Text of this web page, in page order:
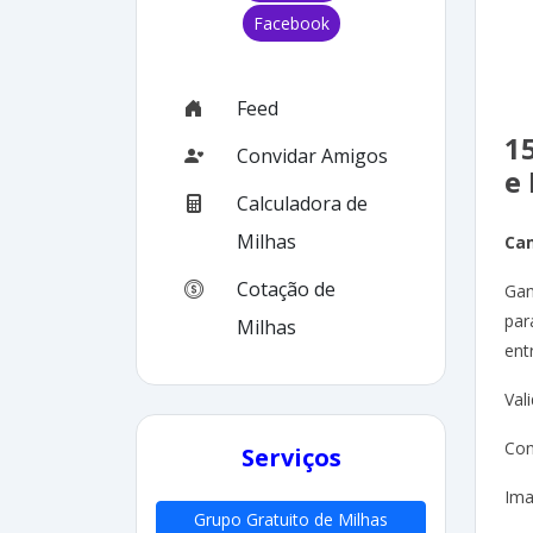
Facebook
Feed
Convidar Amigos
Calculadora de
Milhas
Cotação de
Milhas
Serviços
Grupo Gratuito de Milhas
e